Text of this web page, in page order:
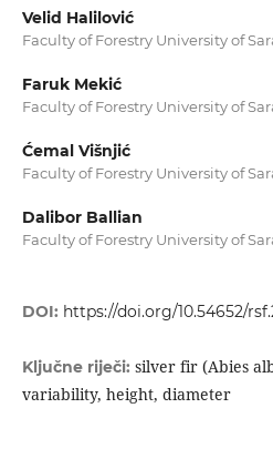
Velid Halilović
Faculty of Forestry University of
Faruk Mekić
Faculty of Forestry University of
Ćemal Višnjić
Faculty of Forestry University of
Dalibor Ballian
Faculty of Forestry University of
DOI: https://doi.org/10.54652/
Ključne riječi: silver fir (Abies
variability, height, diameter